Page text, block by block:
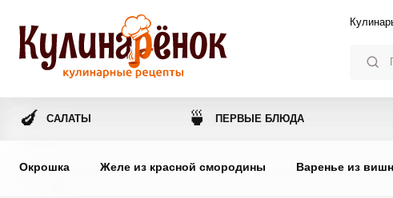
🍆 САЛАТЫ 🍵 ПЕРВЫЕ БЛЮДА
Окрошка Желе из красной смородины Варенье из